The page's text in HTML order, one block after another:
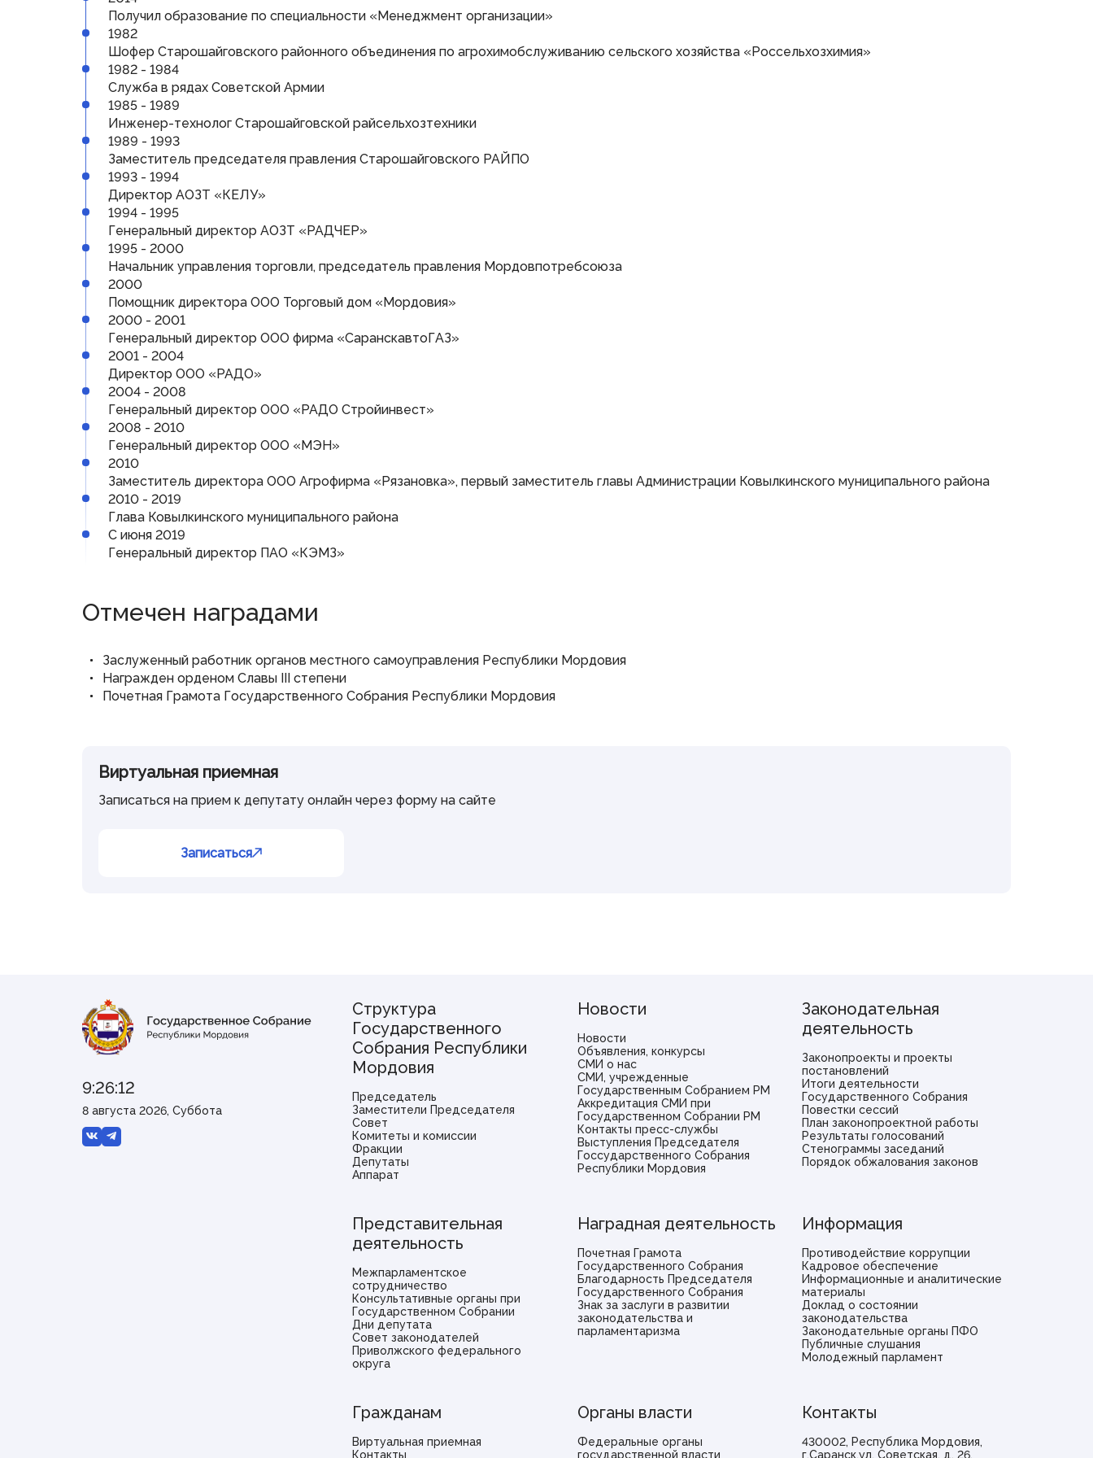
Получил образование по специальности «Менеджмент организации»
1982
Шофер Старошайговского районного объединения по агрохимобслуживанию сельского хозяйства «Россельхозхимия»
1982 - 1984
Служба в рядах Советской Армии
1985 - 1989
Инженер-технолог Старошайговской райсельхозтехники
1989 - 1993
Заместитель председателя правления Старошайговского РАЙПО
1993 - 1994
Директор АОЗТ «КЕЛУ»
1994 - 1995
Генеральный директор АОЗТ «РАДЧЕР»
1995 - 2000
Начальник управления торговли, председатель правления Мордовпотребсоюза
2000
Помощник директора ООО Торговый дом «Мордовия»
2000 - 2001
Генеральный директор ООО фирма «СаранскавтоГАЗ»
2001 - 2004
Директор ООО «РАДО»
2004 - 2008
Генеральный директор ООО «РАДО Стройинвест»
2008 - 2010
Генеральный директор ООО «МЭН»
2010
Заместитель директора ООО Агрофирма «Рязановка», первый заместитель главы Администрации Ковылкинского муниципального района
2010 - 2019
Глава Ковылкинского муниципального района
С июня 2019
Генеральный директор ПАО «КЭМЗ»
Отмечен наградами
Заслуженный работник органов местного самоуправления Республики Мордовия
Награжден орденом Славы III степени
Почетная Грамота Государственного Собрания Республики Мордовия
Виртуальная приемная
Записаться на прием к депутату онлайн через форму на сайте
Записаться
9:26:12
8 августа 2026, Суббота
Структура
Государственного
Собрания Республики
Мордовия
Председатель
Заместители Председателя
Совет
Комитеты и комиссии
Фракции
Депутаты
Аппарат
Новости
Новости
Объявления, конкурсы
СМИ о нас
СМИ, учрежденные
Государственным Собранием РМ
Аккредитация СМИ при
Государственном Собрании РМ
Контакты пресс-службы
Выступления Председателя
Госсударственного Собрания
Республики Мордовия
Законодательная
деятельность
Законопроекты и проекты
постановлений
Итоги деятельности
Государственного Собрания
Повестки сессий
План законопроектной работы
Результаты голосований
Стенограммы заседаний
Порядок обжалования законов
Представительная
деятельность
Межпарламентское
сотрудничество
Консультативные органы при
Государственном Собрании
Дни депутата
Совет законодателей
Приволжского федерального
округа
Наградная деятельность
Почетная Грамота
Государственного Собрания
Благодарность Председателя
Государственного Собрания
Знак за заслуги в развитии
законодательства и
парламентаризма
Информация
Противодействие коррупции
Кадровое обеспечение
Информационные и аналитические
материалы
Доклад о состоянии
законодательства
Законодательные органы ПФО
Публичные слушания
Молодежный парламент
Гражданам
Виртуальная приемная
Контакты
Органы власти
Федеральные органы
государственной власти
Контакты
430002, Республика Мордовия,
г.Саранск,ул. Советская, д. 26.